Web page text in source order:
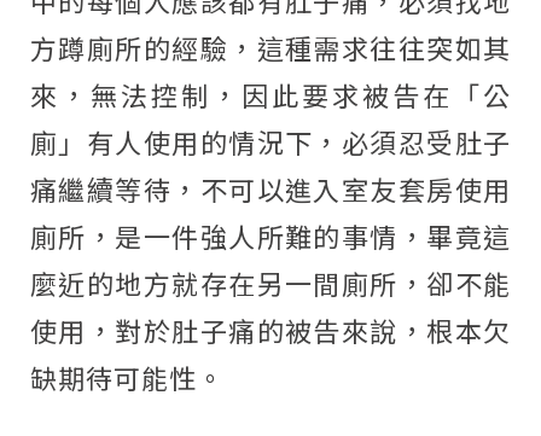
方蹲廁所的經驗，這種需求往往突如其
來，無法控制，因此要求被告在「公
廁」有人使用的情況下，必須忍受肚子
痛繼續等待，不可以進入室友套房使用
廁所，是一件強人所難的事情，畢竟這
麼近的地方就存在另一間廁所，卻不能
使用，對於肚子痛的被告來說，根本欠
缺期待可能性。